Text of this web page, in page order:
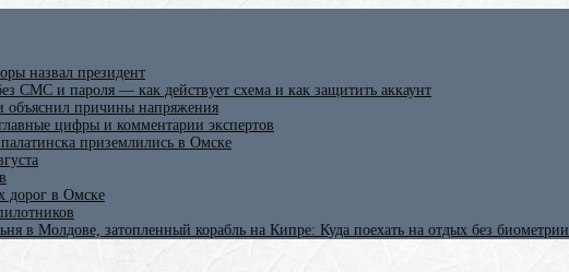
назвал президент
СМС и пароля — как действует схема и как защитить аккаунт
объяснил причины напряжения
цифры и комментарии экспертов
приземлились в Омске
дорог в Омске
в Молдове, затопленный корабль на Кипре: Куда поехать на отдых без биометрии